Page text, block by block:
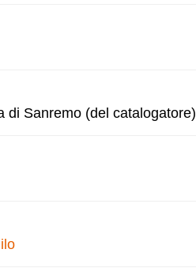
di Sanremo (del catalogatore)